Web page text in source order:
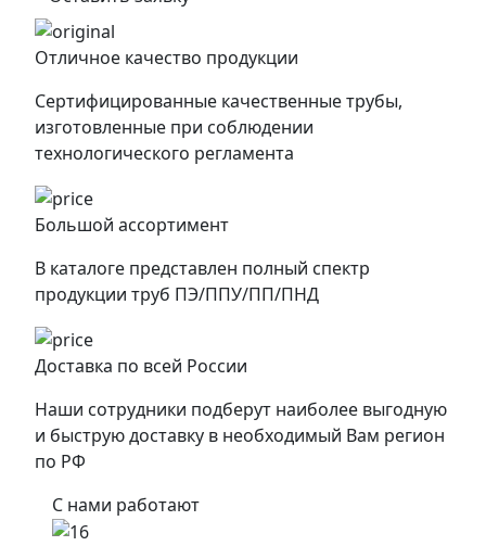
Отличное качество продукции
Сертифицированные качественные трубы,
изготовленные при соблюдении
технологического регламента
Большой ассортимент
В каталоге представлен полный спектр
продукции труб ПЭ/ППУ/ПП/ПНД
Доставка по всей России
Наши сотрудники подберут наиболее выгодную
и быструю доставку в необходимый Вам регион
по РФ
С нами работают